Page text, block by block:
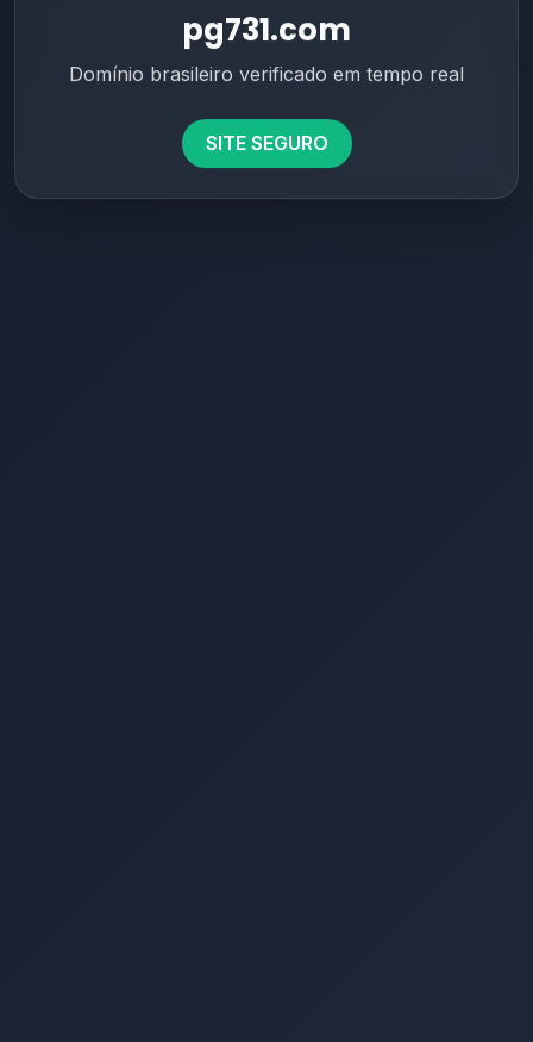
pg731.com
Domínio brasileiro verificado em tempo real
SITE SEGURO